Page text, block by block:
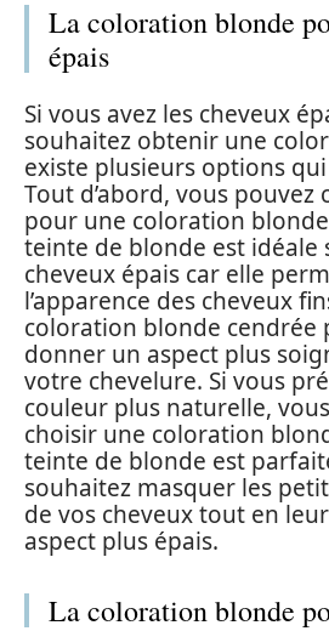
La coloration blonde
épais
Si vous avez les cheveux
souhaitez obtenir une
existe plusieurs options qui
Tout d’abord, vous pouvez
pour une coloration
teinte de blonde est idéale
cheveux épais car elle
l’apparence des cheveux
coloration blonde cendrée
donner un aspect plus
votre chevelure. Si vous
couleur plus naturelle,
choisir une coloration
teinte de blonde est
souhaitez masquer les
de vos cheveux tout en
aspect plus épais.
La coloration blonde